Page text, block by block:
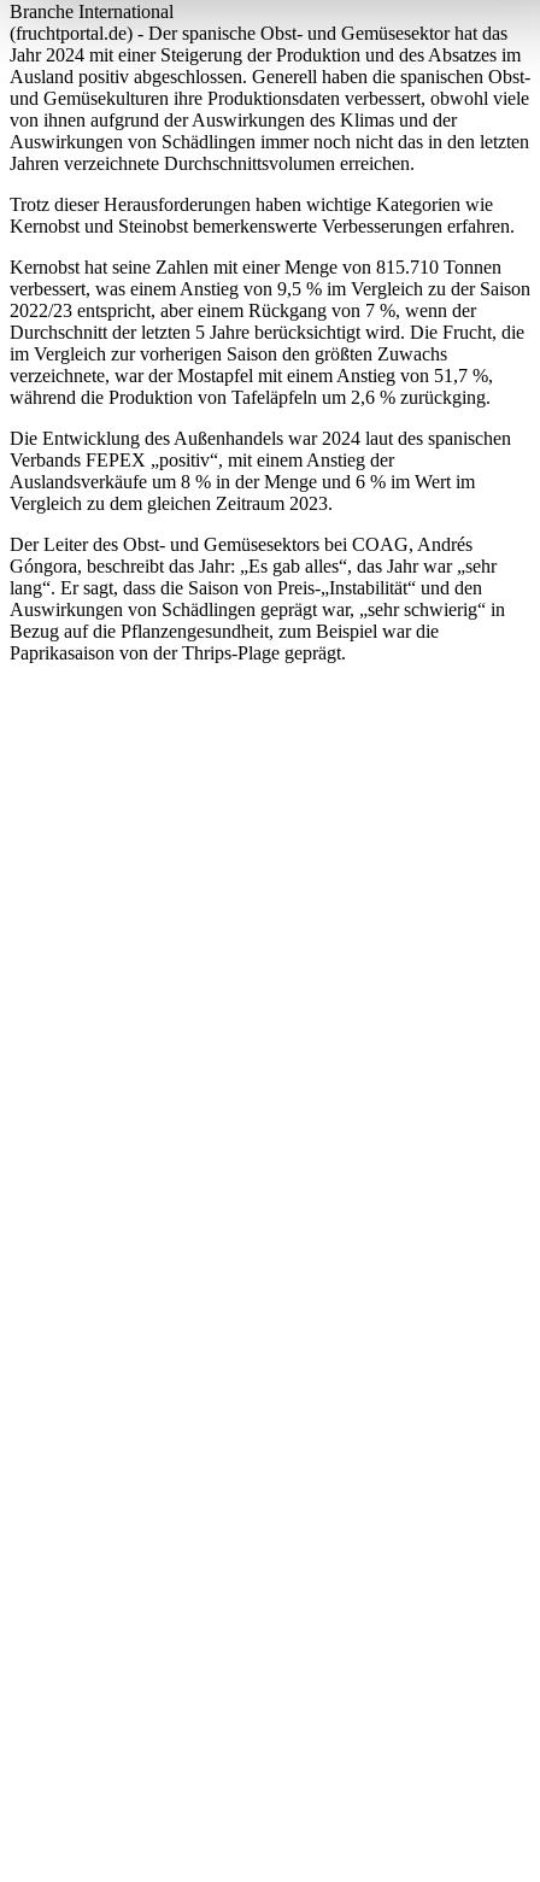
Branche International
(fruchtportal.de) - Der spanische Obst- und Gemüsesektor hat das
Jahr 2024 mit einer Steigerung der Produktion und des Absatzes im
Ausland positiv abgeschlossen. Generell haben die spanischen Obst-
und Gemüsekulturen ihre Produktionsdaten verbessert, obwohl viele
von ihnen aufgrund der Auswirkungen des Klimas und der
Auswirkungen von Schädlingen immer noch nicht das in den letzten
Jahren verzeichnete Durchschnittsvolumen erreichen.
Trotz dieser Herausforderungen haben wichtige Kategorien wie
Kernobst und Steinobst bemerkenswerte Verbesserungen erfahren.
Kernobst hat seine Zahlen mit einer Menge von 815.710 Tonnen
verbessert, was einem Anstieg von 9,5 % im Vergleich zu der Saison
2022/23 entspricht, aber einem Rückgang von 7 %, wenn der
Durchschnitt der letzten 5 Jahre berücksichtigt wird. Die Frucht, die
im Vergleich zur vorherigen Saison den größten Zuwachs
verzeichnete, war der Mostapfel mit einem Anstieg von 51,7 %,
während die Produktion von Tafeläpfeln um 2,6 % zurückging.
Die Entwicklung des Außenhandels war 2024 laut des spanischen
Verbands FEPEX „positiv“, mit einem Anstieg der
Auslandsverkäufe um 8 % in der Menge und 6 % im Wert im
Vergleich zu dem gleichen Zeitraum 2023.
Der Leiter des Obst- und Gemüsesektors bei COAG, Andrés
Góngora, beschreibt das Jahr: „Es gab alles“, das Jahr war „sehr
lang“. Er sagt, dass die Saison von Preis-„Instabilität“ und den
Auswirkungen von Schädlingen geprägt war, „sehr schwierig“ in
Bezug auf die Pflanzengesundheit, zum Beispiel war die
Paprikasaison von der Thrips-Plage geprägt.